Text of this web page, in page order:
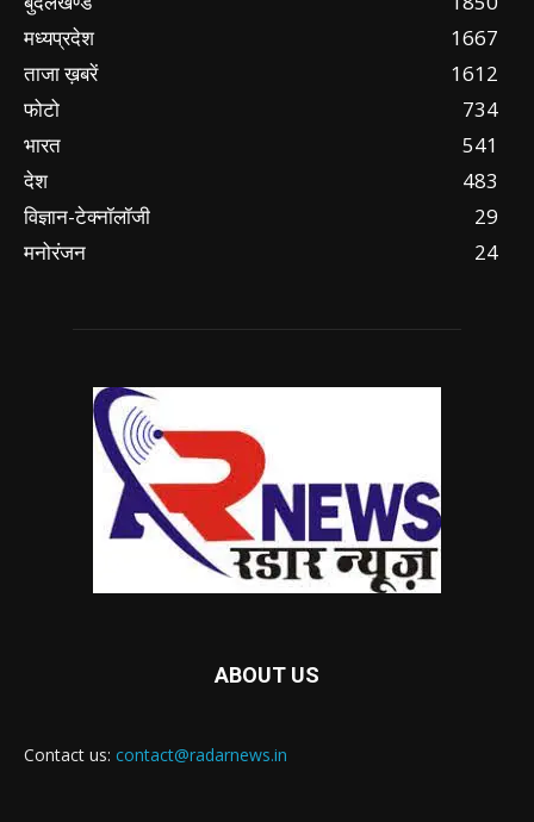
मध्यप्रदेश
1667
ताजा ख़बरें
1612
फोटो
734
भारत
541
देश
483
विज्ञान-टेक्नॉलॉजी
29
मनोरंजन
24
ABOUT US
Contact us: contact@radarnews.in